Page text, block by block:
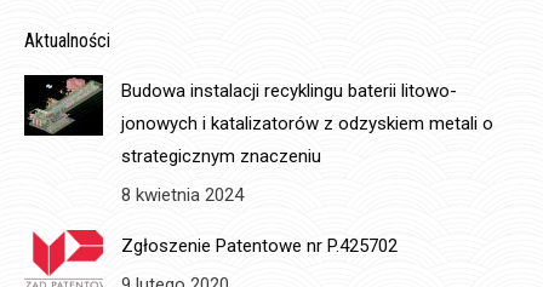
Aktualności
Budowa instalacji recyklingu baterii litowo-
jonowych i katalizatorów z odzyskiem metali o
strategicznym znaczeniu
8 kwietnia 2024
Zgłoszenie Patentowe nr P.425702